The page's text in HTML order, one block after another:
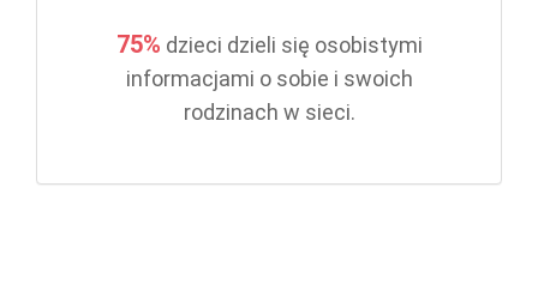
75% dzieci dzieli się osobistymi
informacjami o sobie i swoich
rodzinach w sieci.